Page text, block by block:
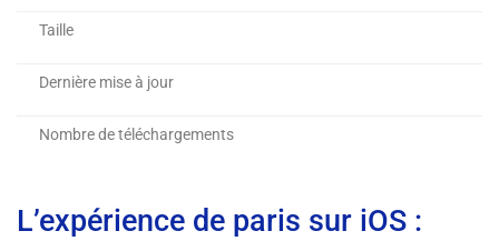
Taille
Dernière mise à jour
Nombre de téléchargements
L’expérience de paris sur iOS :